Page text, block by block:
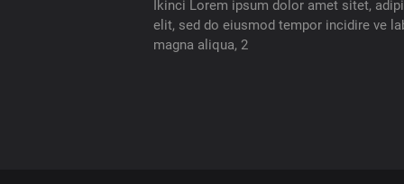
İkinci Lorem ipsum dolor amet sitet,
elit, sed do eiusmod tempor incidire ve
magna aliqua, 2